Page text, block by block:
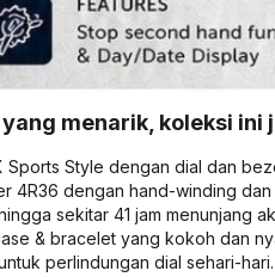
menarik, koleksi
Sports Style dengan dial dan
4R36 dengan hand-winding
sekitar 41 jam menunjang
& bracelet yang kokoh dan
perlindungan dial sehari-hari.